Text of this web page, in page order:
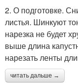
2. О подготовке.
листья. Шинкуют
нарезка не будет
выше длина
нарезать ленты
читать дальше →